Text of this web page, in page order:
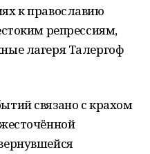
к православию
репрессиям,
лагеря Талергоф
связано с крахом